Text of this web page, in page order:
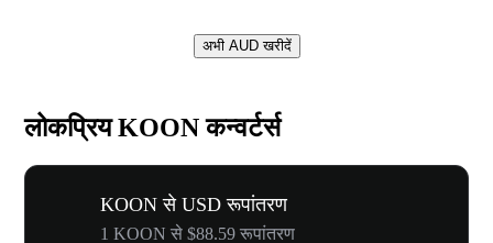
अभी AUD खरीदें
लोकप्रिय KOON कन्वर्टर्स
KOON से USD रूपांतरण
1 KOON से $88.59 रूपांतरण